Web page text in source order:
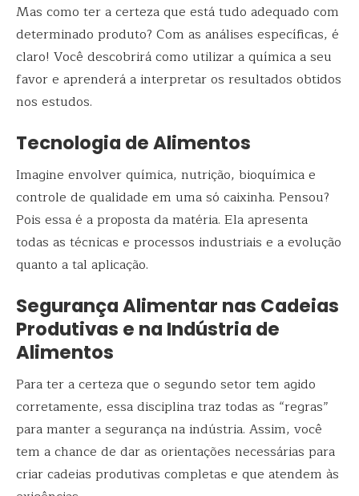
Mas como ter a certeza que está tudo adequado com
determinado produto? Com as análises específicas, é
claro! Você descobrirá como utilizar a química a seu
favor e aprenderá a interpretar os resultados obtidos
nos estudos.
Tecnologia de Alimentos
Imagine envolver química, nutrição, bioquímica e
controle de qualidade em uma só caixinha. Pensou?
Pois essa é a proposta da matéria. Ela apresenta
todas as técnicas e processos industriais e a evolução
quanto a tal aplicação.
Segurança Alimentar nas Cadeias
Produtivas e na Indústria de
Alimentos
Para ter a certeza que o segundo setor tem agido
corretamente, essa disciplina traz todas as “regras”
para manter a segurança na indústria. Assim, você
tem a chance de dar as orientações necessárias para
criar cadeias produtivas completas e que atendem às